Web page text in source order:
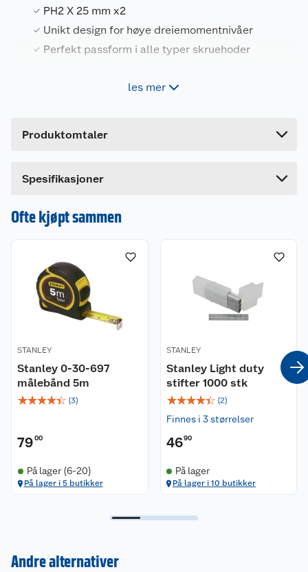
PH2 X 25 mm x2
Unikt design for høye dreiemomentnivåer
Perfekt passform i alle typer skruehoder
Stanley bits produsert for lang levetid og
les mer
Produktomtaler
Spesifikasjoner
Generelt
Artikkelnummer
5035048372166
Leverandørens artikkelnummer
STA61021-XJ
Ofte kjøpt sammen
STANLEY
Stanley 0-30-697
målebånd 5m
☆☆☆☆☆ (3)
7900
På lager (6-20)
På lager i 5 butikker
STANLEY
Stanley Light duty
stifter 1000 stk
☆☆☆☆☆ (2)
Finnes i 3 størrelser
4690
På lager
På lager i 10 butikker
Andre alternativer